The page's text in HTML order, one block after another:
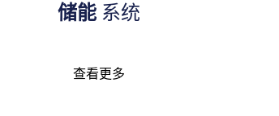
储能 系统
查看更多